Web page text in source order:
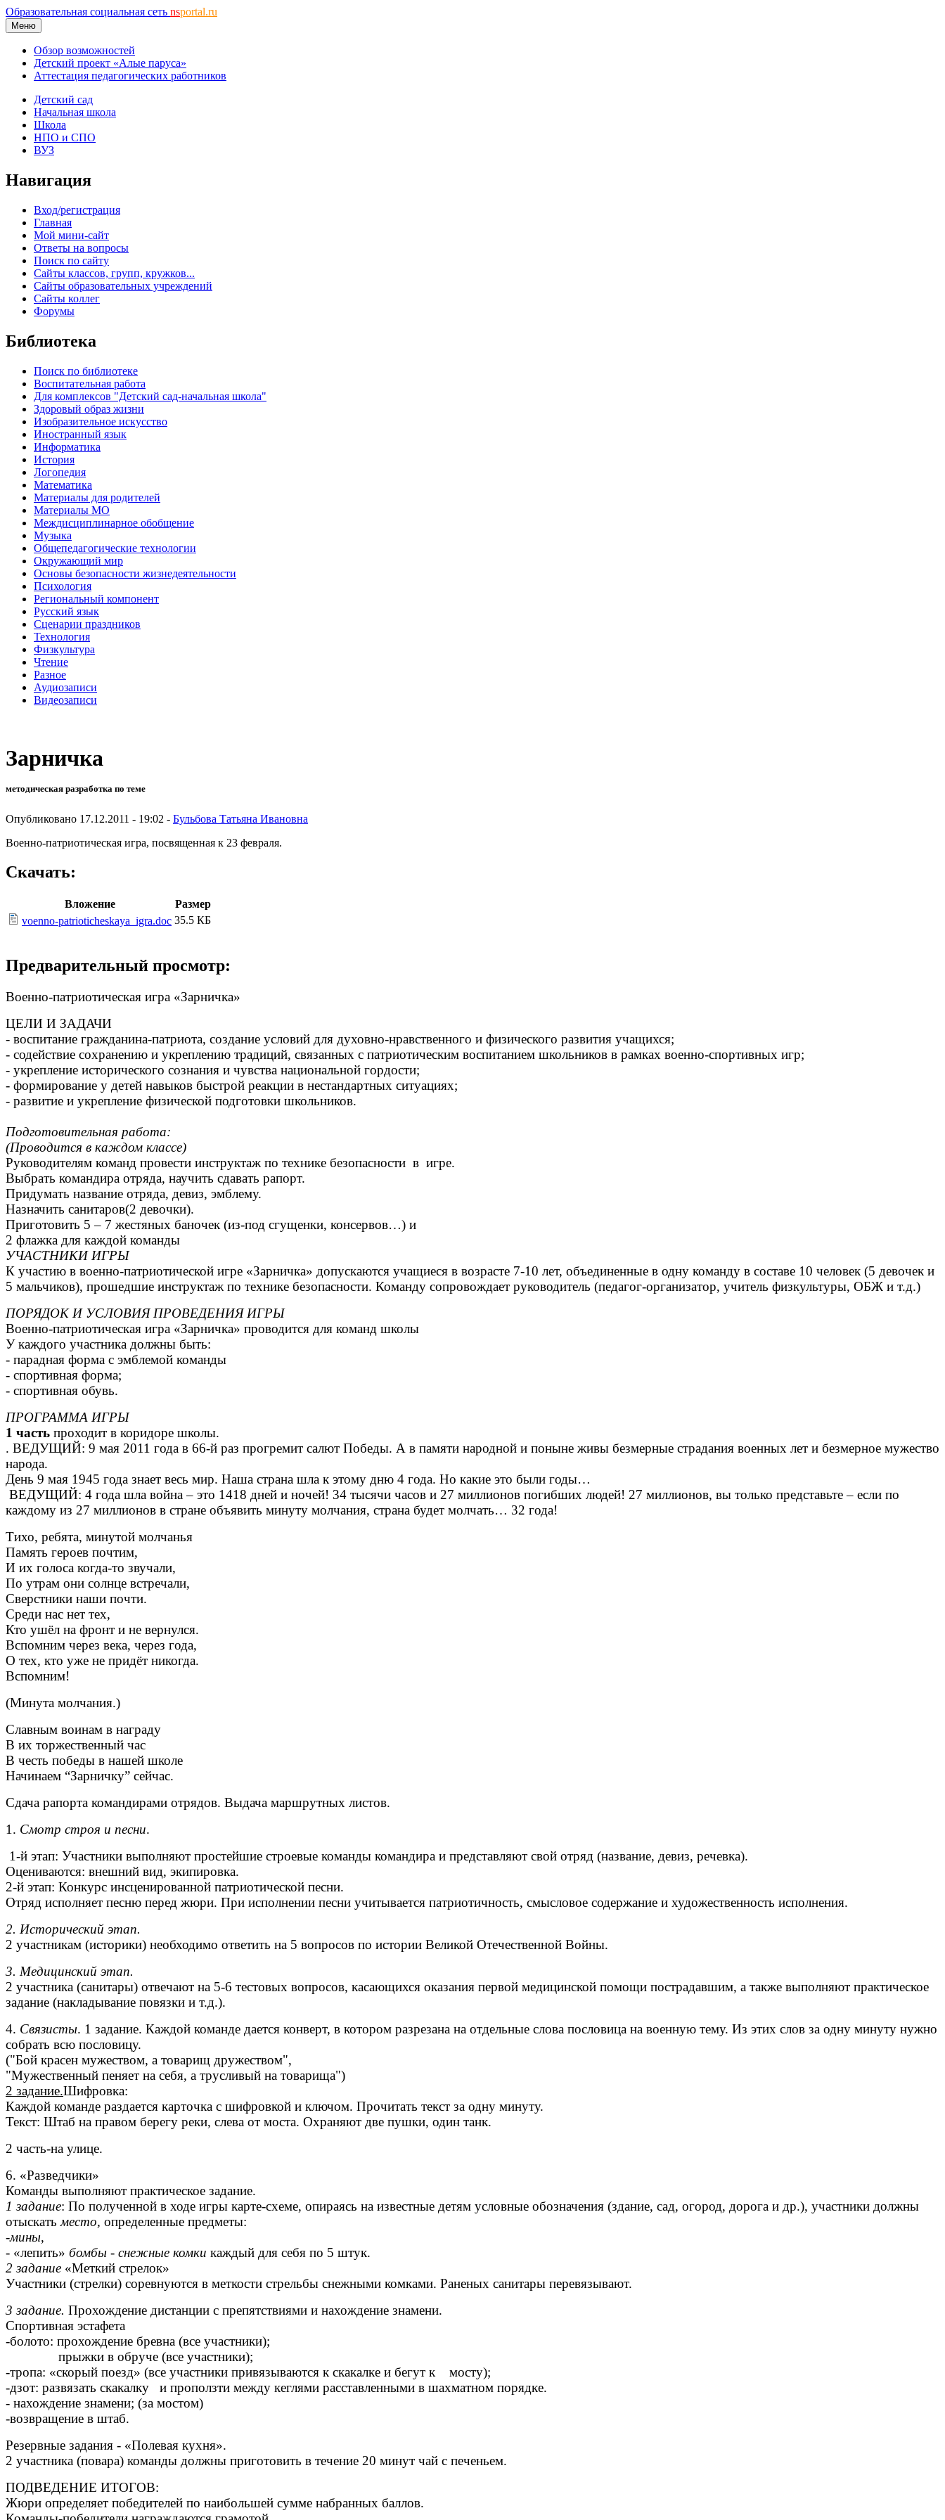
Образовательная социальная сеть nsportal.ru
Меню
Обзор возможностей
Детский проект «Алые паруса»
Аттестация педагогических работников
Детский сад
Начальная школа
Школа
НПО и СПО
ВУЗ
Навигация
Вход/регистрация
Главная
Мой мини-сайт
Ответы на вопросы
Поиск по сайту
Сайты классов, групп, кружков...
Сайты образовательных учреждений
Сайты коллег
Форумы
Библиотека
Поиск по библиотеке
Воспитательная работа
Для комплексов "Детский сад-начальная школа"
Здоровый образ жизни
Изобразительное искусство
Иностранный язык
Информатика
История
Логопедия
Математика
Материалы для родителей
Материалы МО
Междисциплинарное обобщение
Музыка
Общепедагогические технологии
Окружающий мир
Основы безопасности жизнедеятельности
Психология
Региональный компонент
Русский язык
Сценарии праздников
Технология
Физкультура
Чтение
Разное
Аудиозаписи
Видеозаписи
Зарничка
методическая разработка по теме
Опубликовано 17.12.2011 - 19:02 - Бульбова Татьяна Ивановна
Военно-патриотическая игра, посвященная к 23 февраля.
Скачать:
Вложение
Размер
voenno-patrioticheskaya_igra.doc 35.5 КБ
Предварительный просмотр:
Военно-патриотическая игра «Зарничка»
ЦЕЛИ И ЗАДАЧИ
- воспитание гражданина-патриота, создание условий для духовно-нравственного и физического развития учащихся;
- содействие сохранению и укреплению традиций, связанных с патриотическим воспитанием школьников в рамках военно-спортивных игр;
- укрепление исторического сознания и чувства национальной гордости;
- формирование у детей навыков быстрой реакции в нестандартных ситуациях;
- развитие и укрепление физической подготовки школьников.
Подготовительная работа:
(Проводится в каждом классе)
Руководителям команд провести инструктаж по технике безопасности в игре.
Выбрать командира отряда, научить сдавать рапорт.
Придумать название отряда, девиз, эмблему.
Назначить санитаров(2 девочки).
Приготовить 5 – 7 жестяных баночек (из-под сгущенки, консервов…) и
2 флажка для каждой команды
УЧАСТНИКИ ИГРЫ
К участию в военно-патриотической игре «Зарничка» допускаются учащиеся в возрасте 7-10 лет, объединенные в одну команду в составе 10 человек (5 девочек и
5 мальчиков), прошедшие инструктаж по технике безопасности. Команду сопровождает руководитель (педагог-организатор, учитель физкультуры, ОБЖ и т.д.)
ПОРЯДОК И УСЛОВИЯ ПРОВЕДЕНИЯ ИГРЫ
Военно-патриотическая игра «Зарничка» проводится для команд школы
У каждого участника должны быть:
- парадная форма с эмблемой команды
- спортивная форма;
- спортивная обувь.
ПРОГРАММА ИГРЫ
1 часть проходит в коридоре школы.
. ВЕДУЩИЙ: 9 мая 2011 года в 66-й раз прогремит салют Победы. А в памяти народной и поныне живы безмерные страдания военных лет и безмерное мужество
народа.
День 9 мая 1945 года знает весь мир. Наша страна шла к этому дню 4 года. Но какие это были годы…
ВЕДУЩИЙ: 4 года шла война – это 1418 дней и ночей! 34 тысячи часов и 27 миллионов погибших людей! 27 миллионов, вы только представьте – если по
каждому из 27 миллионов в стране объявить минуту молчания, страна будет молчать… 32 года!
Тихо, ребята, минутой молчанья
Память героев почтим,
И их голоса когда-то звучали,
По утрам они солнце встречали,
Сверстники наши почти.
Среди нас нет тех,
Кто ушёл на фронт и не вернулся.
Вспомним через века, через года,
О тех, кто уже не придёт никогда.
Вспомним!
(Минута молчания.)
Славным воинам в награду
В их торжественный час
В честь победы в нашей школе
Начинаем “Зарничку” сейчас.
Сдача рапорта командирами отрядов. Выдача маршрутных листов.
1. Смотр строя и песни.
1-й этап: Участники выполняют простейшие строевые команды командира и представляют свой отряд (название, девиз, речевка).
Оцениваются: внешний вид, экипировка.
2-й этап: Конкурс инсценированной патриотической песни.
Отряд исполняет песню перед жюри. При исполнении песни учитывается патриотичность, смысловое содержание и художественность исполнения.
2. Исторический этап.
2 участникам (историки) необходимо ответить на 5 вопросов по истории Великой Отечественной Войны.
3. Медицинский этап.
2 участника (санитары) отвечают на 5-6 тестовых вопросов, касающихся оказания первой медицинской помощи пострадавшим, а также выполняют практическое
задание (накладывание повязки и т.д.).
4. Связисты. 1 задание. Каждой команде дается конверт, в котором разрезана на отдельные слова пословица на военную тему. Из этих слов за одну минуту нужно
собрать всю пословицу.
("Бой красен мужеством, а товарищ дружеством",
"Мужественный пеняет на себя, а трусливый на товарища")
2 задание.Шифровка:
Каждой команде раздается карточка с шифровкой и ключом. Прочитать текст за одну минуту.
Текст: Штаб на правом берегу реки, слева от моста. Охраняют две пушки, один танк.
2 часть-на улице.
6. «Разведчики»
Команды выполняют практическое задание.
1 задание: По полученной в ходе игры карте-схеме, опираясь на известные детям условные обозначения (здание, сад, огород, дорога и др.), участники должны
отыскатьместо, определенные предметы:
-мины,
- «лепить» бомбы - снежные комки каждый для себя по 5 штук.
2 задание «Меткий стрелок»
Участники (стрелки) соревнуются в меткости стрельбы снежными комками. Раненых санитары перевязывают.
3 задание. Прохождение дистанции с препятствиями и нахождение знамени.
Спортивная эстафета
-болото: прохождение бревна (все участники);
прыжки в обруче (все участники);
-тропа: «скорый поезд» (все участники привязываются к скакалке и бегут к мосту);
-дзот: развязать скакалку и проползти между кеглями расставленными в шахматном порядке.
- нахождение знамени; (за мостом)
-возвращение в штаб.
Резервные задания - «Полевая кухня».
2 участника (повара) команды должны приготовить в течение 20 минут чай с печеньем.
ПОДВЕДЕНИЕ ИТОГОВ:
Жюри определяет победителей по наибольшей сумме набранных баллов.